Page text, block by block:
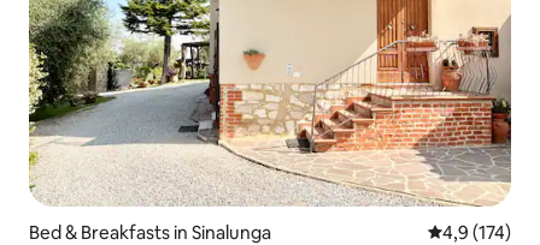
Bed & Breakfasts in Sinalunga
4,9 (174)